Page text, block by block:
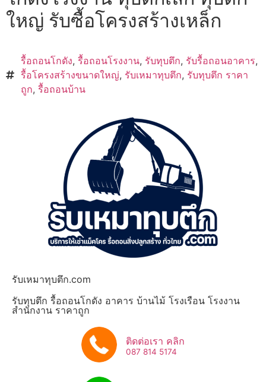
ใหญ่ รับซื้อโครงสร้างเหล็ก
รื้อถอนโกดัง, รื้อถอนโรงงาน, รับทุบตึก, รับรื้อถอนอาคาร,
รื้อโครงสร้างขนาดใหญ่, รับเหมาทุบตึก, รับทุบตึก ราคา
ถูก, รื้อถอนบ้าน
รับเหมาทุบตึก.com
รับทุบตึก รื้อถอนโกดัง อาคาร บ้านไม้ โรงเรือน โรงงาน
สำนักงาน ราคาถูก
ติดต่อเรา คลิก
087 814 5174